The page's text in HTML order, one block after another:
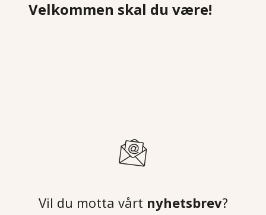
Velkommen skal du være!
Vil du motta vårt nyhetsbrev?